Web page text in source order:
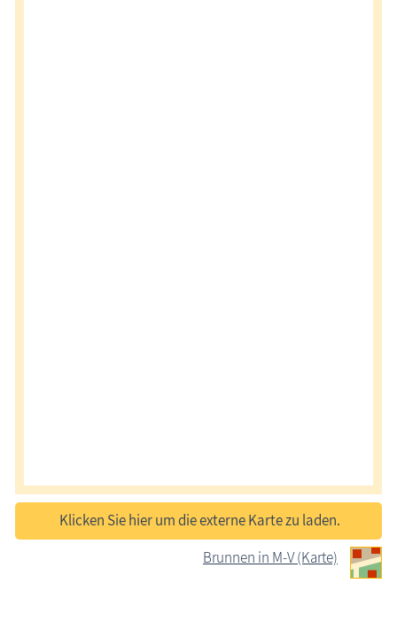
Klicken Sie hier um die externe Karte zu laden.
Brunnen in M-V (Karte)